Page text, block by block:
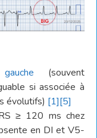
(souvent
si associée à
évolutifs) [1][5]
≥ 120 ms chez
en DI et V5-